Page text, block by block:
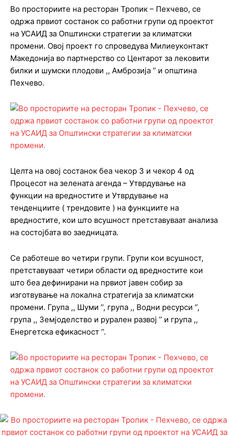
Во просториите на ресторан Тропик – Пехчево, се
одржа првиот состанок со работни групи од проектот
на УСАИД за Општински стратегии за климатски
промени. Овој проект го спроведува Милиеуконтакт
Македонија во партнерство со Центарот за лековити
билки и шумски плодови ,, Амброзија ’’ и општина
Пехчево.
Целта на овој состанок беа чекор 3 и чекор 4 од
Процесот на зелената агенда – Утврдување на
функции на вредностите и Утврдување на
тенденциите ( трендовите ) на функциите на
вредностите, кои што всушност претставуваат анализа
на состојбата во заедницата.
Се работеше во четири групи. Групи кои всушност,
претставуваат четири области од вредностите кои
што беа дефинирани на првиот јавен собир за
изготвување на локална стратегија за климатски
промени. Група ,, Шуми ’’, група ,, Водни ресурси ’’,
група ,, Земјоделство и рурален развој ’’ и група ,,
Енергетска ефикасност ’’.